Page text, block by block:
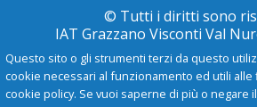
© Tutti i diritti sono
IAT Grazzano Visconti Val
Privacy
Questo sito o gli strumenti terzi da questo
cookie necessari al funzionamento ed utili
cookie policy. Se vuoi saperne di più o negare